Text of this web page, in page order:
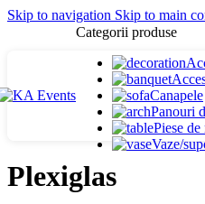
Skip to navigation Skip to main
Categorii produse
Canapele
Panouri
Piese
Vaze/
Plexiglas